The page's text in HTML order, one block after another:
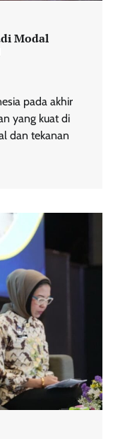
Modal
pada akhir
yang kuat di
dan tekanan